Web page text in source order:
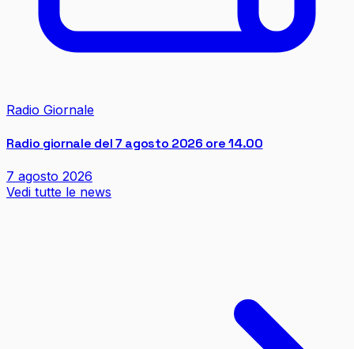
Radio Giornale
Radio giornale del 7 agosto 2026 ore 14.00
7 agosto 2026
Vedi tutte le news